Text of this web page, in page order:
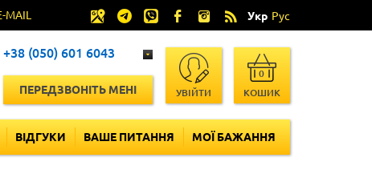
MAIL Укр Рус
+38 (050) 601 6043
ПЕРЕДЗВОНІТЬ МЕНІ УВІЙТИ КОШИК
0
ВІДГУКИ ВАШЕ ПИТАННЯ МОЇ БАЖАННЯ